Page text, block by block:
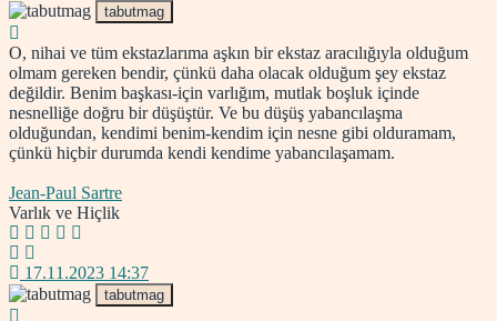
tabutmag
O, nihai ve tüm ekstazlarıma aşkın bir ekstaz aracılığıyla olduğum
olmam gereken bendir, çünkü daha olacak olduğum şey ekstaz
değildir. Benim başkası-için varlığım, mutlak boşluk içinde
nesnelliğe doğru bir düşüştür. Ve bu düşüş yabancılaşma
olduğundan, kendimi benim-kendim için nesne gibi olduramam,
çünkü hiçbir durumda kendi kendime yabancılaşamam.
Jean-Paul Sartre
Varlık ve Hiçlik
17.11.2023 14:37
tabutmag